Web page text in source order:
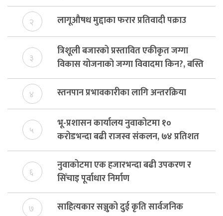
२ लागूऔषध मुद्दाका फरार प्रतिवादी पक्राउ
३
त्रिशूली बजारको प्रस्तावित एकीकृत जग्गा
विकास योजनाको जग्गा विवादमा किन?, बस्ति
विकास दर्ता नभए समिति विघटन हुने
४ स्तनपान प्रभावकारीका लागि अन्तरक्रिया
५
भू-प्रशासन कार्यालय नुवाकोटमा १०
करोडभन्दा बढी राजस्व संकलन, ७४ प्रतिशत
बेरुजु फर्छयौट
६
नुवाकोटमा एक हजारभन्दा बढी उपकरण र
सिँचाइ पूर्वाधार निर्माण
७ साहित्यकार सञ्जुको दुई कृति सार्वजनिक